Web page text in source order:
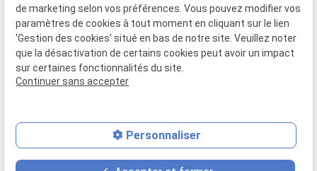
confidentialité
Gestion
des
cookies
Plan du
site
place contact_page phone
de marketing selon vos préférences. Vous pouvez modifier vos
paramètres de cookies à tout moment en cliquant sur le lien
'Gestion des cookies' situé en bas de notre site. Veuillez noter
que la désactivation de certains cookies peut avoir un impact
sur certaines fonctionnalités du site.
Continuer sans accepter
Personnaliser